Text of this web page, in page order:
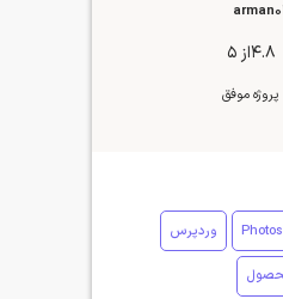
4.8از 5
پروژه موفق
وردپرس